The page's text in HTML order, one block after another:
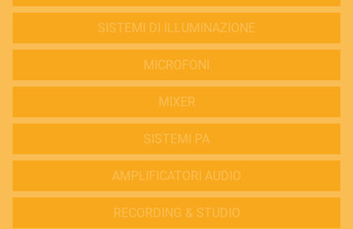
SISTEMI DI ILLUMINAZIONE
MICROFONI
MIXER
SISTEMI PA
AMPLIFICATORI AUDIO
RECORDING & STUDIO